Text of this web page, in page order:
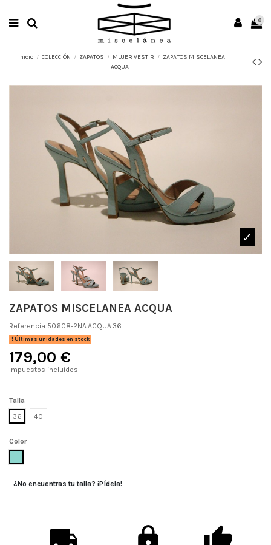
0
Inicio COLECCIÓN ZAPATOS MUJER VESTIR
ZAPATOS MISCELANEA
ACQUA
ZAPATOS MISCELANEA ACQUA
Referencia 50608-2NA.ACQUA.36
Últimas unidades en stock
179,00 €
Impuestos incluidos
Talla
36
40
Color
¿No encuentras tu talla? ¡Pídela!